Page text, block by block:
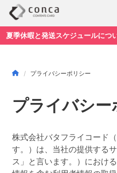
夏季休暇と発送スケジュールにつ
プライバシーポリシー
プライバシー
株式会社バタフライコード
す。）は、当社の提供する
ス」と言います。）におけ